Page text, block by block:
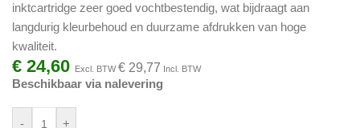
inktcartridge zeer goed vochtbestendig, wat bijdraagt aan
langdurig kleurbehoud en duurzame afdrukken van hoge
kwaliteit.
€ 24,60 Excl. BTW€ 29,77 Incl. BTW
Beschikbaar via nalevering
- +